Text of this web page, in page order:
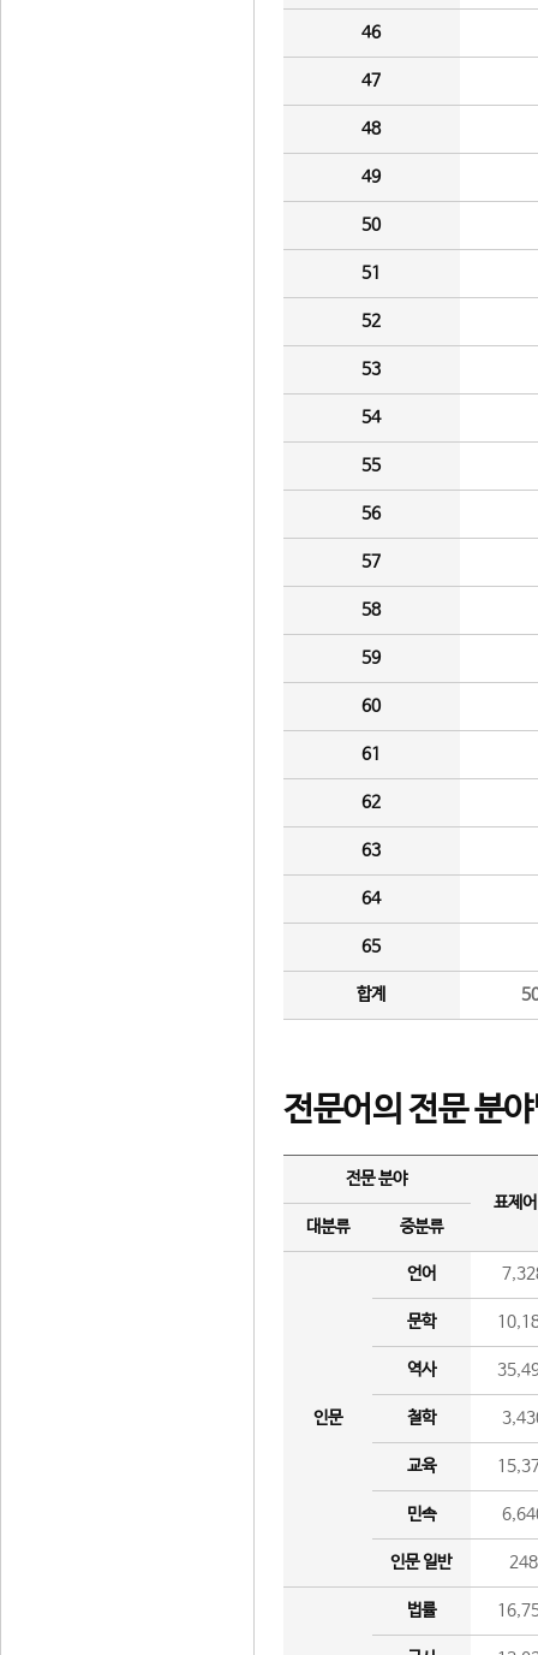
46
47
48
49
50
51
52
53
54
55
56
57
58
59
60
61
62
63
64
65
합계
전문어의 전문 분
전문 분야
표제
대분류
중분류
인문
언어
문학
역사
철학
교육
민속
인문 일반 248
법률